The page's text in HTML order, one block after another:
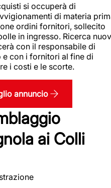
si occuperà di
di materia
ordini fornitori, sollecito
in ingresso. Ricerca
con il responsabile di
con i fornitori al fine di
i costi e le scorte.
annuncio
ai Colli